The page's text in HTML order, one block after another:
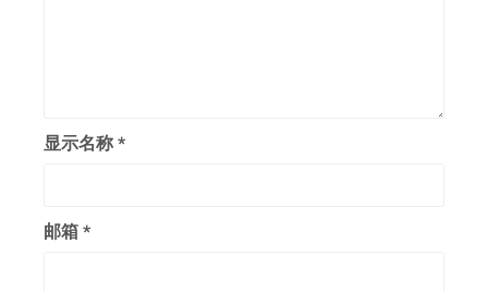
显示名称 *
邮箱 *